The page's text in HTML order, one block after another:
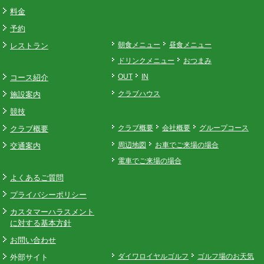
料金
予約
レストラン
朝食メニュー 昼食メニュー
ドリンクメニュー おつまみ
コース紹介 OUT IN
施設案内 クラブハウス
競技
クラブ概要
クラブ概要 会社概要 グループコース
交通案内 周辺地図 お車でご来場の場合
電車でご来場の場合
よくあるご質問
プライバシーポリシー
カスタマーハラスメント
に対する基本方針
お問い合わせ
外部サイト
ダイワロイヤルゴルフ ゴルフ場のお天気